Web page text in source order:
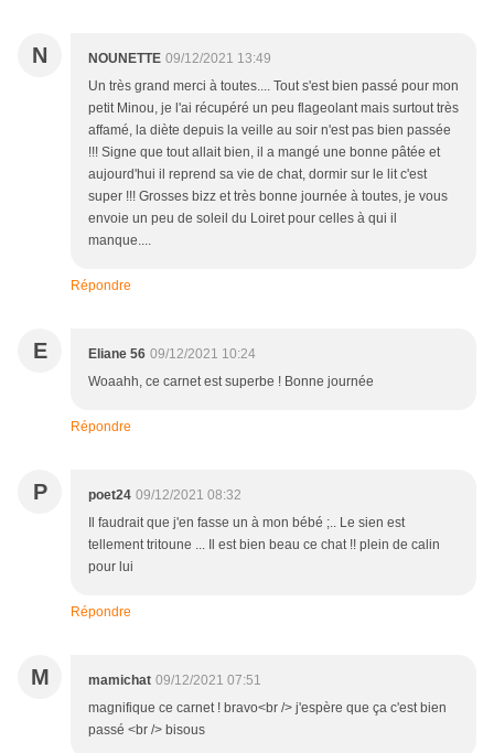
N NOUNETTE 09/12/2021 13:49
Un très grand merci à toutes.... Tout s'est bien passé pour mon
petit Minou, je l'ai récupéré un peu flageolant mais surtout très
affamé, la diète depuis la veille au soir n'est pas bien passée
!!! Signe que tout allait bien, il a mangé une bonne pâtée et
aujourd'hui il reprend sa vie de chat, dormir sur le lit c'est
super !!! Grosses bizz et très bonne journée à toutes, je vous
envoie un peu de soleil du Loiret pour celles à qui il
manque....
Répondre
E Eliane 56 09/12/2021 10:24
Woaahh, ce carnet est superbe ! Bonne journée
Répondre
P poet24 09/12/2021 08:32
Il faudrait que j'en fasse un à mon bébé ;.. Le sien est
tellement tritoune ... Il est bien beau ce chat !! plein de calin
pour lui
Répondre
M mamichat 09/12/2021 07:51
magnifique ce carnet ! bravo<br /> j'espère que ça c'est bien
passé <br /> bisous